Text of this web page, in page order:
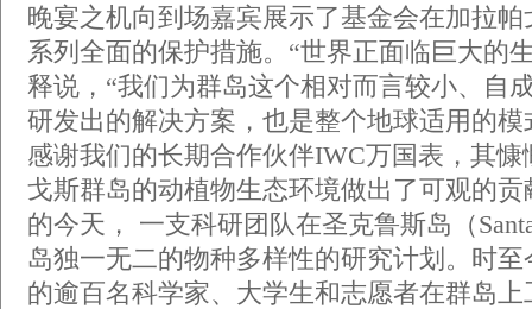
晚宴之机向到场嘉宾展示了基金会在加拉
系列全面的保护措施。“世界正面临巨大的
释说，“我们为群岛这个相对而言较小、自
研发出的解决方案，也是整个地球适用的
感谢我们的长期合作伙伴IWC万国表，其
戈斯群岛的动植物生态环境做出了可观的
的今天， 一支科研团队在圣克鲁斯岛（
岛独一无二的物种多样性的研究计划。时
的逾百名科学家、大学生和志愿者在群岛